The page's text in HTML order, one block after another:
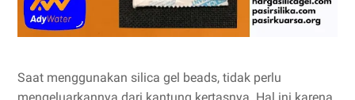
Saat menggunakan silica gel beads, tidak perlu